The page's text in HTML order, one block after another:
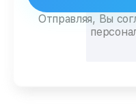
Отправляя, Вы